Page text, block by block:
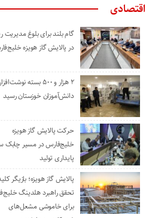
اقتصادی
گام بلند برای بلوغ
در پالایش گاز هویزه
۲ هزار و ۵۰۰ بسته
دانش‌آموزان خوزستان رسید
حرکت پالایش گاز هویزه
خلیج‌فارس در مسیر چابک
پایداری تولید
پالایش گاز هویزه؛ بازیگر
تحقق راهبرد هلدینگ
برای خاموشی مشعل‌های